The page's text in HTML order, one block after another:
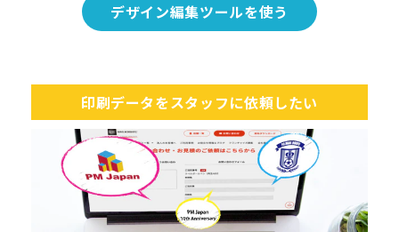
デザイン編集ツールを使う
印刷データをスタッフに依頼したい